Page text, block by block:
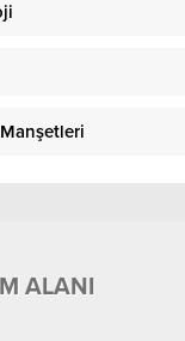
ALANI